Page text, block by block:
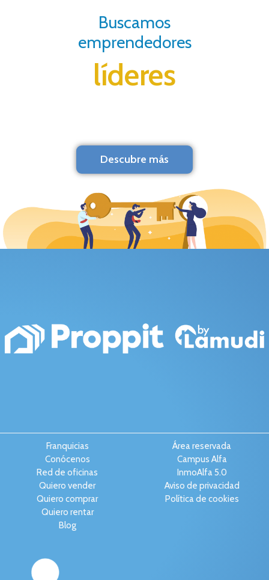
Buscamos
emprendedores
líderes
Descubre más
Franquicias
Conócenos
Red de oficinas
Quiero vender
Quiero comprar
Quiero rentar
Blog
Área reservada
Campus Alfa
InmoAlfa 5.0
Aviso de privacidad
Política de cookies